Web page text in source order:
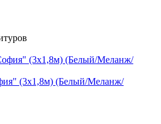
(3х1,8м) (Белый/Меланж/